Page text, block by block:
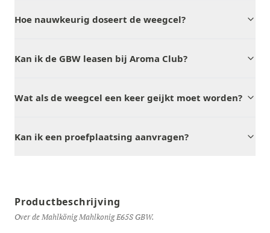
Hoe nauwkeurig doseert de weegcel?
Kan ik de GBW leasen bij Aroma Club?
Wat als de weegcel een keer geijkt moet worden?
Kan ik een proefplaatsing aanvragen?
Productbeschrijving
Over de Mahlkönig Mahlkonig E65S GBW.